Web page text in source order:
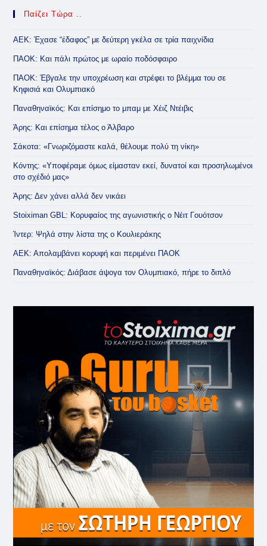
Παίζει Τώρα ..
ΑΕΚ: Έχασε “έδαφος” με δεύτερη γκέλα σε τρία παιχνίδια
ΠΑΟΚ: Και πάλι πρώτος με ωραίο ποδόσφαιρο
ΠΑΟΚ: Έβγαλε την υποχρέωση και στρέφει το βλέμμα του σε
Κηφισιά και Ολυμπιακό
Παναθηναϊκός: Και επίσημο το μπαμ με Χέιζ Ντέιβις
Άρης: Και επίσημα τέλος ο Άλβαρο
Σάκοτα: «Γνωριζόμαστε καλά, θέλουμε πολύ τη νίκη»
Κόντης: «Υποφέραμε όμως είμασταν εκεί, δυνατοί και προσηλωμένοι
στο σχέδιό μας»
Άρης: Δεν χάνει αλλά δεν νικάει
Stoiximan GBL: Κορυφαίος της αγωνιστικής ο Νέιτ Γουότσον
Ίντερ: Ψηλά στην λίστα της ο Κουλιεράκης
ΑΕΚ: Απολαμβάνει κορυφή και περιμένει ΠΑΟΚ
Παναθηναϊκός: Διάβασε άψογα τον Ολυμπιακό, πήρε το διπλό